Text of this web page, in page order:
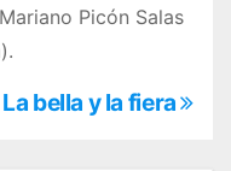
Picón Salas
La bella y la fiera